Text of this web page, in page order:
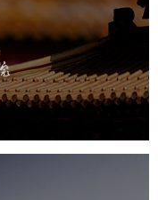
博物馆网站建设
题 网站代运营